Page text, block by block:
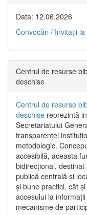
Data: 12.06.2026
Convocări / Invitaţii
Centrul de resurse
deschise
Centrul de resurse
deschise reprezintă
Secretariatului
transparenței
metodologic.
accesibilă, aceasta
bidirecțional,
publică centrală și
și bune practici, cât
accesului la
mecanisme de